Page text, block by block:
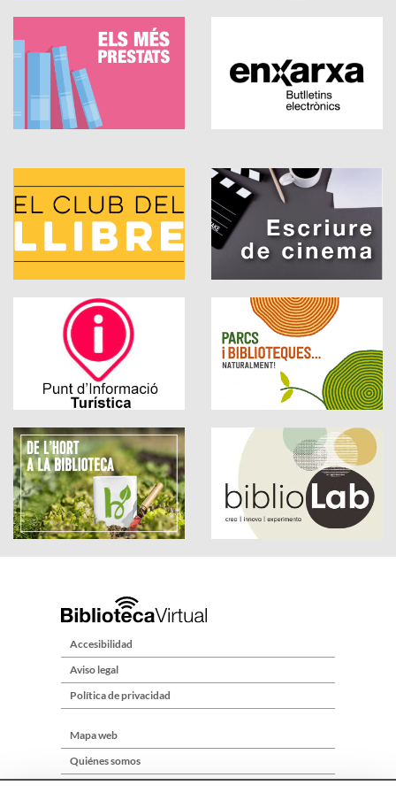
Accesibilidad
Aviso legal
Política de privacidad
Mapa web
Quiénes somos